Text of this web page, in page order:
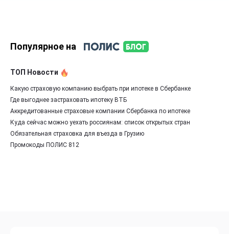
Популярное на
ТОП Новости
Какую страховую компанию выбрать при ипотеке в Сбербанке
Где выгоднее застраховать ипотеку ВТБ
Аккредитованные страховые компании Сбербанка по ипотеке
Куда сейчас можно уехать россиянам: список открытых стран
Обязательная страховка для въезда в Грузию
Промокоды ПОЛИС 812